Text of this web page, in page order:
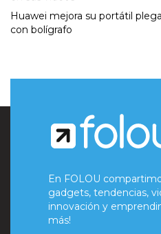
Huawei mejora su portátil
con bolígrafo
En FOLOU
gadgets, tendencias,
innovación y
más!